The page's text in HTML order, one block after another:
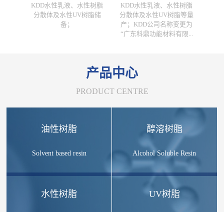
KDD水性乳液、水性树脂
分散体及水性UV树脂等量
产；KDD公司名称变更为
“广东科鼎功能材料有限...
KDD水性乳液、水性树脂
分散体及水性UV树脂储
备；
产品中心
PRODUCT CENTRE
油性树脂
Solvent based resin
醇溶树脂
Alcohol Soluble Resin
水性树脂 UV树脂